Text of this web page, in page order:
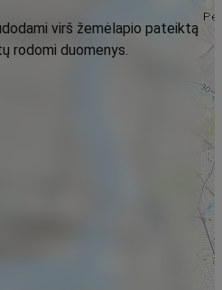
virš žemėlapio pateiktą
rodomi duomenys.